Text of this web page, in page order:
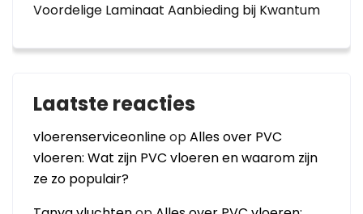
Voordelige Laminaat Aanbieding bij Kwantum
Laatste reacties
vloerenserviceonlineopAlles over PVC
vloeren: Wat zijn PVC vloeren en waarom zijn
ze zo populair?